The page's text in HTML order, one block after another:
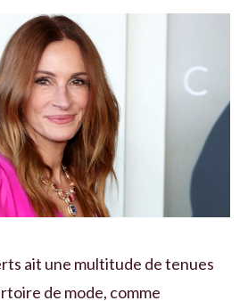
ait une multitude de tenues
de mode, comme